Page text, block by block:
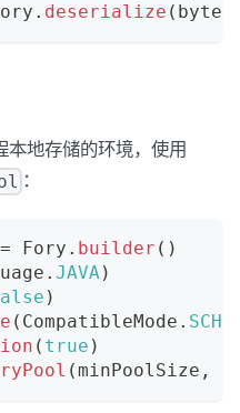
. deserialize ( bytes
本地存储的环境，使用
：
= Fory . builder ( )
. JAVA )
)
( CompatibleMode .
( true )
(minPoolSize ,